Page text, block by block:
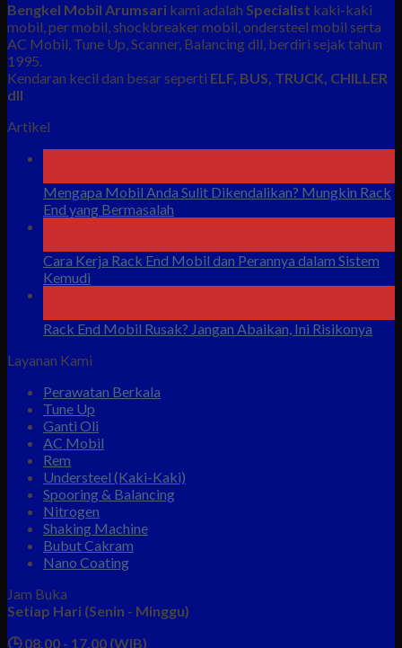
Bengkel Mobil Arumsari kami adalah Specialist kaki-kaki
mobil, per mobil, shockbreaker mobil, ondersteel mobil serta
AC Mobil, Tune Up, Scanner, Balancing dll, berdiri sejak tahun
1995.
Kendaran kecil dan besar seperti ELF, BUS, TRUCK, CHILLER
dll
Artikel
Mengapa Mobil Anda Sulit Dikendalikan? Mungkin Rack
End yang Bermasalah
Cara Kerja Rack End Mobil dan Perannya dalam Sistem
Kemudi
Rack End Mobil Rusak? Jangan Abaikan, Ini Risikonya
Layanan Kami
Perawatan Berkala
Tune Up
Ganti Oli
AC Mobil
Rem
Understeel (Kaki-Kaki)
Spooring & Balancing
Nitrogen
Shaking Machine
Bubut Cakram
Nano Coating
Jam Buka
Setiap Hari (Senin - Minggu)
🕒 08.00 - 17.00 (WIB)